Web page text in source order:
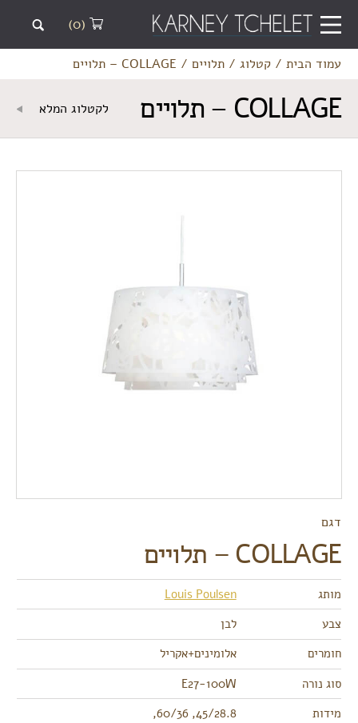
(0)
עמוד הבית/ קטלוג/ תלויים/ COLLAGE – תלויים
COLLAGE – תלויים לקטלוג המלא
דגם
COLLAGE – תלויים
מותג
Louis Poulsen
צבע
לבן
חומרים
אלומינים+אקריל
סוג נורה
E27-100W
מידות
45/28.8, 60/36,